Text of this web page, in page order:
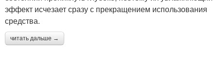
эффект исчезает сразу с прекращением использования
средства.
читать дальше →